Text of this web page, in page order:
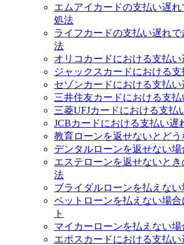
エムアイカードの支払い遅
処法
ライフカードの支払い遅れ
法
オリコカードにおける支払
ジャックスカードにおける
セゾンカードにおける支払
三井住友カードにおける支
三菱UFJカードにおける支払
JCBカードにおける支払い遅
教育ローンを返せないとどう
デンタルローンを返せない場
エステローンを返せないと
法
ブライダルローンを払えない
ペットローンを払えない場
ト
マイカーローンを払えない
エポスカードにおける支払